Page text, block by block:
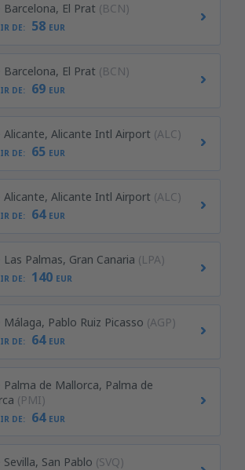
Barcelona, El Prat (BCN)
DE: 58 EUR
Barcelona, El Prat (BCN)
DE: 69 EUR
Alicante, Alicante Intl Airport (ALC)
DE: 65 EUR
Alicante, Alicante Intl Airport (ALC)
DE: 64 EUR
Las Palmas, Gran Canaria (LPA)
DE: 140 EUR
Málaga, Pablo Ruiz Picasso (AGP)
DE: 64 EUR
Palma de Mallorca, Palma de
(PMI)
DE: 64 EUR
Sevilla, San Pablo (SVQ)